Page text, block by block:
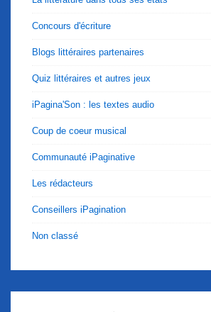
Concours d'écriture
Blogs littéraires partenaires
Quiz littéraires et autres jeux
iPagina'Son : les textes audio
Coup de coeur musical
Communauté iPaginative
Les rédacteurs
Conseillers iPagination
Non classé